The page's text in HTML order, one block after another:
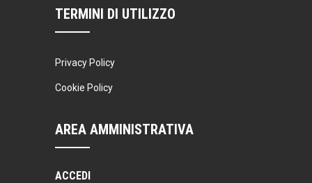
TERMINI DI UTILIZZO
Privacy Policy
Cookie Policy
AREA AMMINISTRATIVA
ACCEDI